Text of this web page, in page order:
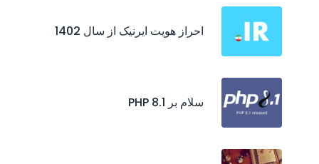
احراز هويت ايرنيک از سال 1402
سلام بر PHP 8.1